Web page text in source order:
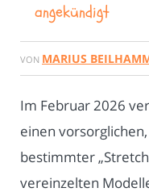
angekündigt
VON MARIUS
Im Februar 2026
einen
bestimmter
vereinzelten